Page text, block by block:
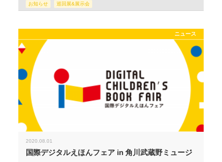
お知らせ 巡回展&展示会
ニュース
2020.08.01
国際デジタルえほんフェア in 角川武蔵野ミュージ